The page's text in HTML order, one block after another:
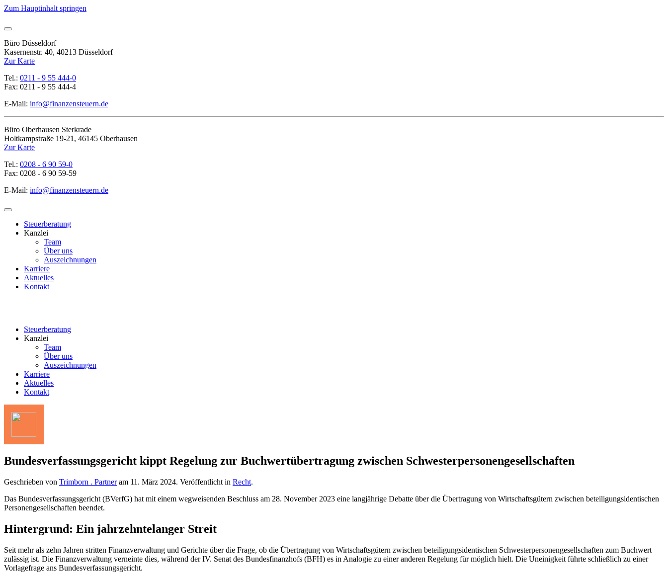
Zum Hauptinhalt springen
Büro Düsseldorf
Kasernenstr. 40, 40213 Düsseldorf
Zur Karte
Tel.: 0211 - 9 55 444-0
Fax: 0211 - 9 55 444-4
E-Mail: info@finanzensteuern.de
Büro Oberhausen Sterkrade
Holtkampstraße 19-21, 46145 Oberhausen
Zur Karte
Tel.: 0208 - 6 90 59-0
Fax: 0208 - 6 90 59-59
E-Mail: info@finanzensteuern.de
Steuerberatung
Kanzlei
Team
Über uns
Auszeichnungen
Karriere
Aktuelles
Kontakt
Steuerberatung
Kanzlei
Team
Über uns
Auszeichnungen
Karriere
Aktuelles
Kontakt
Bundesverfassungsgericht kippt Regelung zur Buchwertübertragung zwischen Schwesterpersonengesellschaften
Geschrieben von Trimborn . Partneram 11. März 2024. Veröffentlicht in Recht.
Das Bundesverfassungsgericht (BVerfG) hat mit einem wegweisenden Beschluss am 28. November 2023 eine langjährige Debatte über die Übertragung von Wirtschaftsgütern zwischen beteiligungsidentischen
Personengesellschaften beendet.
Hintergrund: Ein jahrzehntelanger Streit
Seit mehr als zehn Jahren stritten Finanzverwaltung und Gerichte über die Frage, ob die Übertragung von Wirtschaftsgütern zwischen beteiligungsidentischen Schwesterpersonengesellschaften zum Buchwert
zulässig ist. Die Finanzverwaltung verneinte dies, während der IV. Senat des Bundesfinanzhofs (BFH) es in Analogie zu einer anderen Regelung für möglich hielt. Die Uneinigkeit führte schließlich zu einer
Vorlagefrage ans Bundesverfassungsgericht.